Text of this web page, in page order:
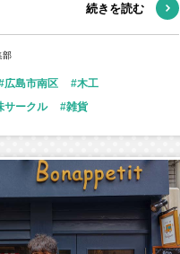
続きを読む
部
広島市南区
木工
サークル 雑貨